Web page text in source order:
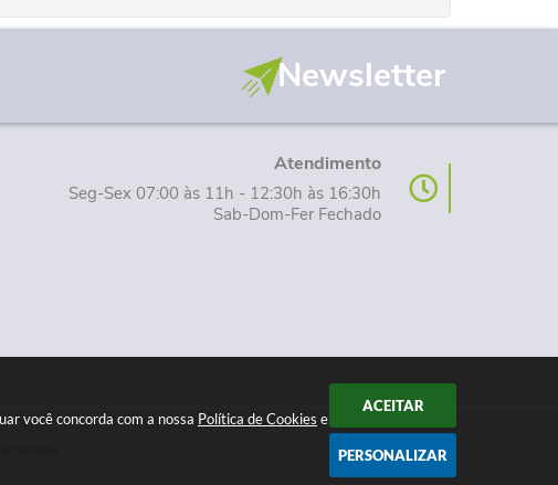
você concorda com a nossa Política de Cookies e
ACEITAR
PERSONALIZAR
Newsletter
Atendimento
Seg-Sex 07:00 às 11h - 12:30h às 16:30h
Sab-Dom-Fer Fechado